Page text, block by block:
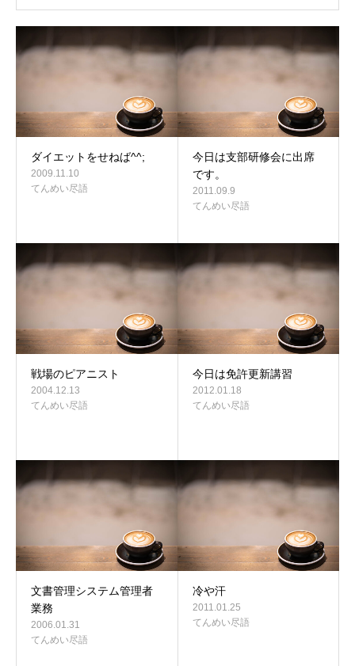
ダイエットをせねば^^;
2009.11.10
てんめい尽語
今日は支部研修会に出席
です。
2011.09.9
てんめい尽語
戦場のピアニスト
2004.12.13
てんめい尽語
今日は免許更新講習
2012.01.18
てんめい尽語
文書管理システム管理者
業務
2006.01.31
てんめい尽語
冷や汗
2011.01.25
てんめい尽語